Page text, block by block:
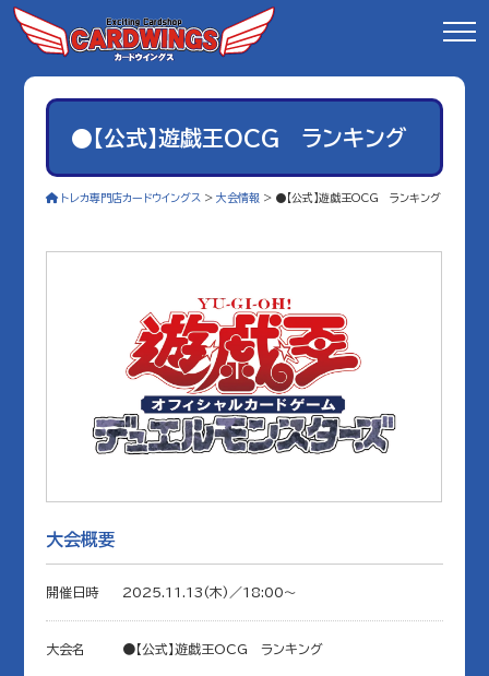
●【公式】遊戯王OCG ランキング
トレカ専門店カードウイングス >大会情報 > ●【公式】遊戯王OCG ランキング
大会概要
開催日時 2025.11.13(木)／18:00〜
大会名 ●【公式】遊戯王OCG ランキング